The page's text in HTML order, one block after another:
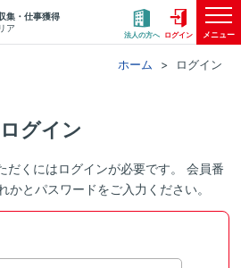
集・仕事獲得
ア
法人の方へ ログイン メニュー
ホーム ログイン
ログイン
だくにはログインが必要です。 会員番
かとパスワードをご入力ください。